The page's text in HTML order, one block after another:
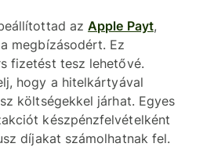
azApple Payt,
megbízásodért. Ez
fizetést tesz lehetővé.
hogy a hitelkártyával
költségekkel járhat. Egyes
készpénzfelvételként
díjakat számolhatnak fel.